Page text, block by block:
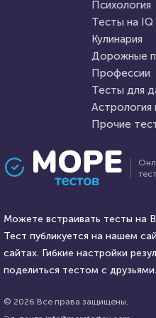
31 марта 2021
Тесты на IQ
способности
Awdienko
9 августа 2021
Проходили 7452 раза
Тест: Мизантроп ли вы?
Можете встраивать тесты
Тест публикуется на нашем
сайтах. Гибкие настройки
поделиться тестом с друзьями.
© 2026 Все права защищены.
Психология
Тесты на IQ
Кулинария
Дорожные
Профессии
Тесты для
Астрология
Прочие